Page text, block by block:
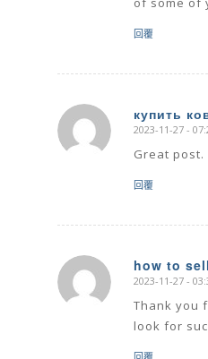
回覆
купить
says:
2023-11-27 -
Great post.
回覆
how to
says:
2023-11-27 -
Thank you
look for